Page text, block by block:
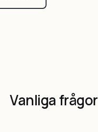
Vanliga frågor